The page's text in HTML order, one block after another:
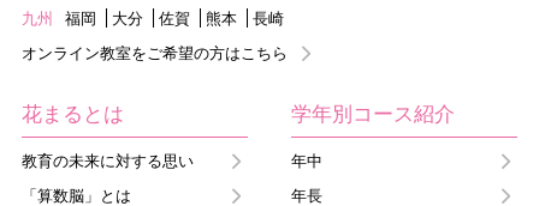
九州
福岡 大分 佐賀 熊本
長崎
オンライン教室をご希望の方はこちら
花まるとは
教育の未来に対する思い
「算数脳」とは
学年別コース紹介
年中
年長